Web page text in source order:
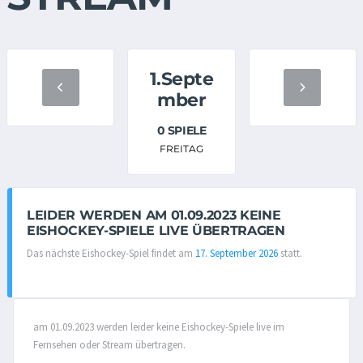
1.Septe
mber
0 SPIELE
FREITAG
LEIDER WERDEN AM 01.09.2023 KEINE
EISHOCKEY-SPIELE LIVE ÜBERTRAGEN
Das nächste Eishockey-Spiel findet am 17. September 2026 statt.
am 01.09.2023 werden leider keine Eishockey-Spiele live im
Fernsehen oder Stream übertragen.